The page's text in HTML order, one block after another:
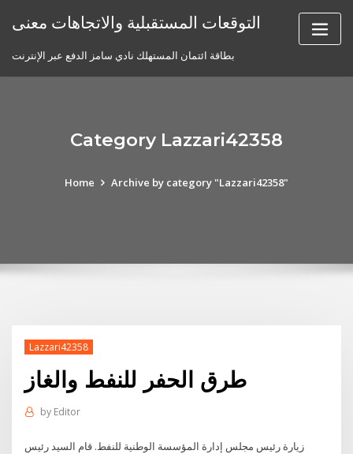
التوقعات المستقبلية والاتجاهات معنى
بطاقة ائتمان المستهلك نادي سامز الدفع عبر الإنترنت
Category Lazzari42358
Home Archive by category "Lazzari42358"
Lazzari42358
طرق الحفر للنفط والغاز
by Editor
زيارة رئيس مجلس إدارة المؤسسة الوطنية للنفط. قام السيد رئيس